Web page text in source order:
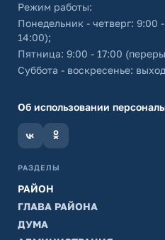
Режим работы:
Понедельник - четверг: 9:00
14:00);
Пятница: 9:00 - 17:00
Суббота - воскресенье:
Об использовании
РАЗДЕЛЫ
РАЙОН
ГЛАВА РАЙОНА
ДУМА